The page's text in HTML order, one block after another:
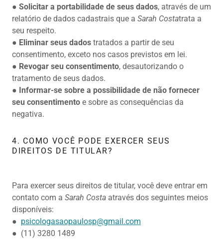
● Solicitar a portabilidade de seus dados, através de um
relatório de dados cadastrais que a Sarah Costatrata a
seu respeito.
● Eliminar seus dados tratados a partir de seu
consentimento, exceto nos casos previstos em lei.
● Revogar seu consentimento, desautorizando o
tratamento de seus dados.
● Informar-se sobre a possibilidade de não fornecer
seu consentimento e sobre as consequências da
negativa.
4. COMO VOCÊ PODE EXERCER SEUS
DIREITOS DE TITULAR?
Para exercer seus direitos de titular, você deve entrar em
contato com a Sarah Costa através dos seguintes meios
disponíveis:
● psicologasaopaulosp@gmail.com
● (11) 3280 1489